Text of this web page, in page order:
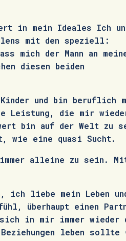
in mein Ideales Ich
mit den speziell:
mich der Mann an
diesen beiden
und bin beruflich
die mir
bin auf der Welt zu
wie eine quasi Sucht.
alleine zu sein.
liebe mein Leben
überhaupt einen
in mir immer wieder
leben sollte